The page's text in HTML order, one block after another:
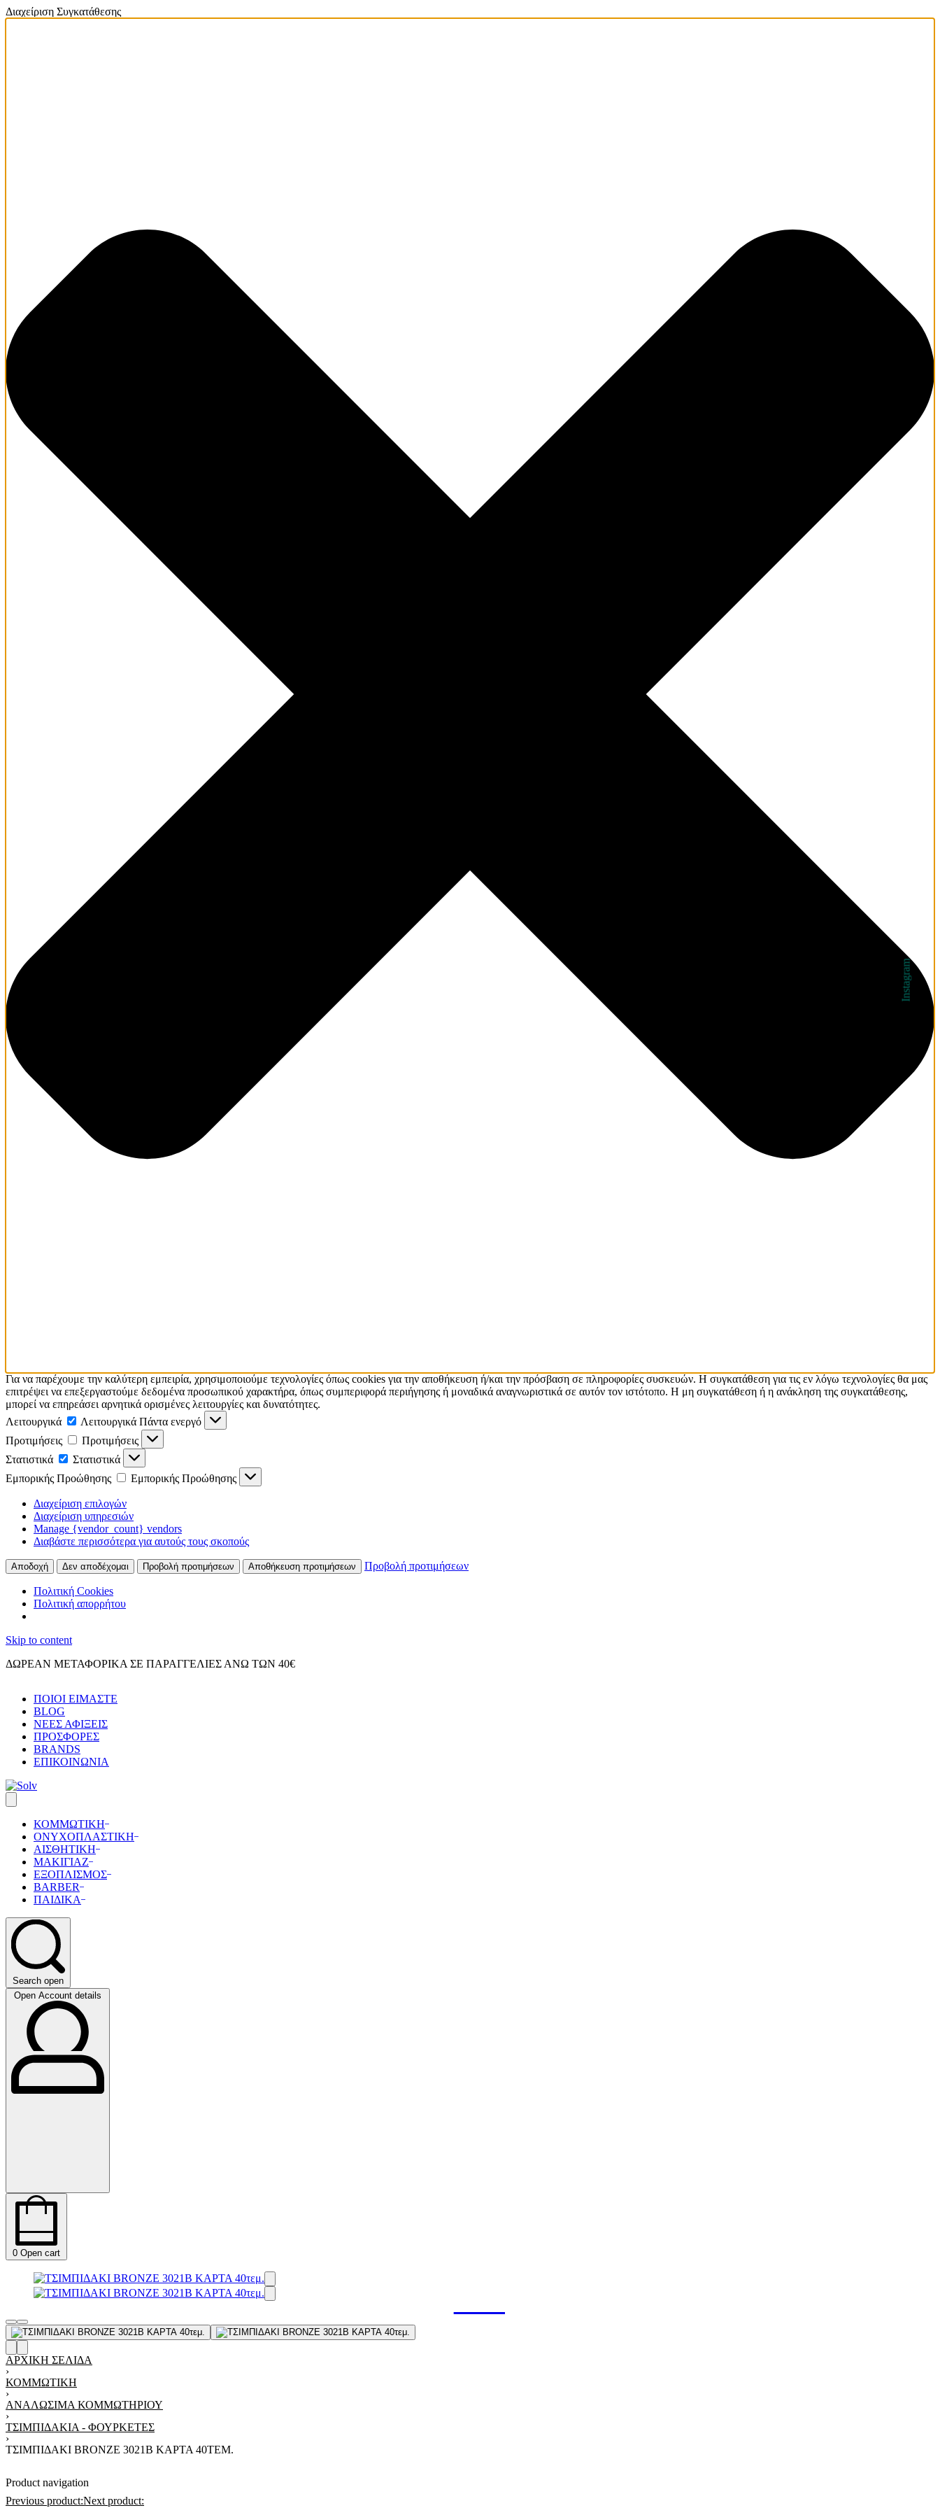
Διαχείριση Συγκατάθεσης
Για να παρέχουμε την καλύτερη εμπειρία, χρησιμοποιούμε τεχνολογίες όπως cookies για την αποθήκευση ή/και την πρόσβαση σε πληροφορίες συσκευών. Η συγκατάθεση για τις εν λόγω τεχνολογίες θα μας
επιτρέψει να επεξεργαστούμε δεδομένα προσωπικού χαρακτήρα, όπως συμπεριφορά περιήγησης ή μοναδικά αναγνωριστικά σε αυτόν τον ιστότοπο. Η μη συγκατάθεση ή η ανάκληση της συγκατάθεσης,
μπορεί να επηρεάσει αρνητικά ορισμένες λειτουργίες και δυνατότητες.
Λειτουργικά
Λειτουργικά Πάντα ενεργό
Προτιμήσεις
Προτιμήσεις
Στατιστικά
Στατιστικά
Εμπορικής Προώθησης
Εμπορικής Προώθησης
Διαχείριση επιλογών
Διαχείριση υπηρεσιών
Manage {vendor_count} vendors
Διαβάστε περισσότερα για αυτούς τους σκοπούς
Αποδοχή Δεν αποδέχομαι Προβολή προτιμήσεων Αποθήκευση προτιμήσεων Προβολή προτιμήσεων
Πολιτική Cookies
Πολιτική απορρήτου
Skip to content
ΔΩΡΕΑΝ ΜΕΤΑΦΟΡΙΚΑ ΣΕ ΠΑΡΑΓΓΕΛΙΕΣ ΑΝΩ ΤΩΝ 40€
ΠΟΙΟΙ ΕΙΜΑΣΤΕ
BLOG
ΝΕΕΣ ΑΦΙΞΕΙΣ
ΠΡΟΣΦΟΡΕΣ
BRANDS
ΕΠΙΚΟΙΝΩΝΙΑ
ΚΟΜΜΩΤΙΚΗ
ΟΝΥΧΟΠΛΑΣΤΙΚΗ
ΑΙΣΘΗΤΙΚΗ
ΜΑΚΙΓΙΑΖ
ΕΞΟΠΛΙΣΜΟΣ
BARBER
ΠΑΙΔΙΚΑ
Search open
Open Account details
0 Open cart
ΑΡΧΙΚΉ ΣΕΛΊΔΑ
›
ΚΟΜΜΩΤΙΚΉ
›
ΑΝΑΛΏΣΙΜΑ ΚΟΜΜΩΤΗΡΊΟΥ
›
ΤΣΙΜΠΙΔΆΚΙΑ - ΦΟΥΡΚΈΤΕΣ
›
ΤΣΙΜΠΙΔΑΚΙ BRONZE 3021B ΚΑΡΤΑ 40ΤΕΜ.
Product navigation
Previous product:Next product:
Instagram